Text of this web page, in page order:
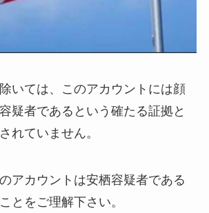
いては、このアカウントには顔
疑者であるという確たる証拠と
れていません。
アカウントは安栖容疑者である
とをご理解下さい。